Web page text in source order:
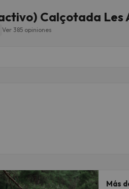
Calçotada Les
Ver 385 opiniones
Más